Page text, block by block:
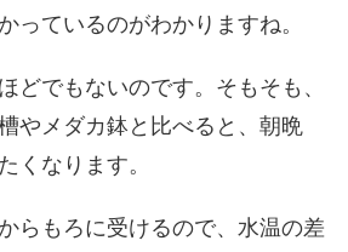
っているのがわかりますね。
どでもないのです。そもそも、
やメダカ鉢と比べると、朝晩
くなります。
らもろに受けるので、水温の差